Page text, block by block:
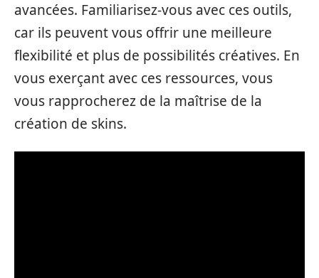
avancées. Familiarisez-vous avec ces outils,
car ils peuvent vous offrir une meilleure
flexibilité et plus de possibilités créatives. En
vous exerçant avec ces ressources, vous
vous rapprocherez de la maîtrise de la
création de skins.